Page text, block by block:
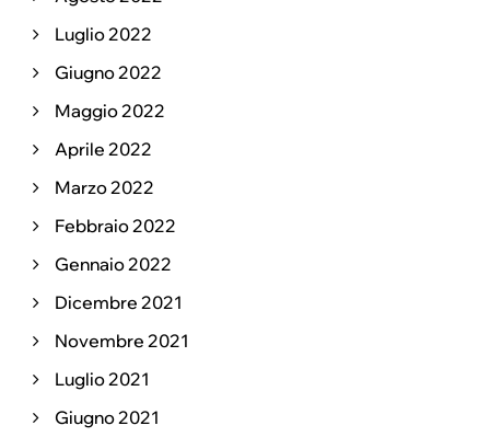
Luglio 2022
Giugno 2022
Maggio 2022
Aprile 2022
Marzo 2022
Febbraio 2022
Gennaio 2022
Dicembre 2021
Novembre 2021
Luglio 2021
Giugno 2021